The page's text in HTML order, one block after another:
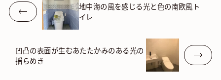
地中海の風を感じる光と色の南欧風ト
イレ
凹凸の表面が生むあたたかみのある光の
揺らめき